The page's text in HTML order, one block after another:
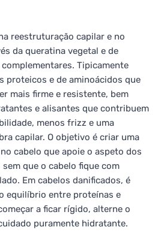
reestruturação capilar e no
da queratina vegetal e de
Tipicamente
proteicos e de aminoácidos que
mais firme e resistente, bem
e alisantes que contribuem
menos frizz e uma
capilar. O objetivo é criar uma
cabelo que apoie o aspeto dos
que o cabelo fique com
Em cabelos danificados, é
equilíbrio entre proteínas e
a ficar rígido, alterne o
puramente hidratante.